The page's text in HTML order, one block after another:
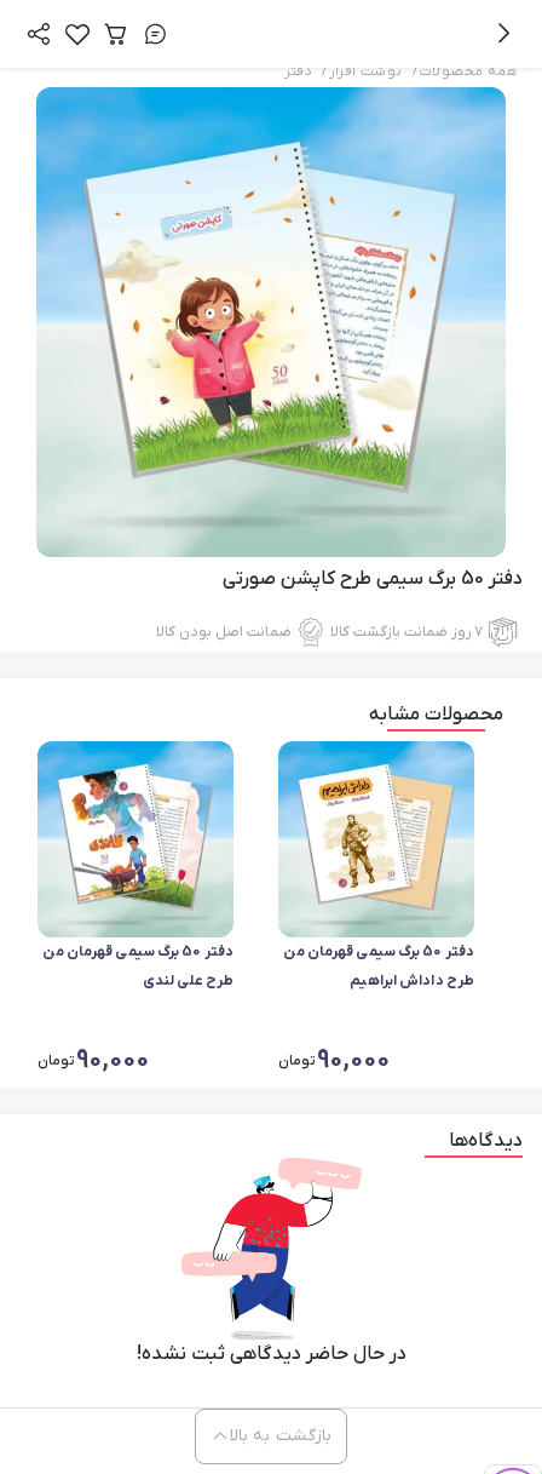
همه محصولات/ نوشت افزار / دفتر
دفتر 50 برگ سیمی طرح کاپشن صورتی
۷ روز ضمانت بازگشت کالا ضمانت اصل بودن کالا
محصولات مشابه
دفتر 50 برگ سیمی قهرمان من
طرح داداش ابراهیم
90,000تومان
دفتر 50 برگ سیمی قهرمان من
طرح علی لندی
90,000تومان
دیدگاه‌ها
در حال حاضر دیدگاهی ثبت نشده!
بازگشت به بالا